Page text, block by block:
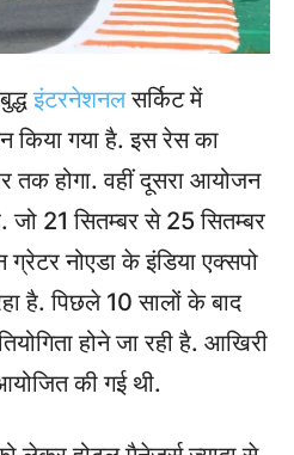
इंटरनेशनलसर्किट में
गया है. इस रेस का
होगा. वहीं दूसरा आयोजन
21 सितम्बर से 25 सितम्बर
नोएडा के इंडिया एक्सपो
है. पिछले 10 सालों के बाद
होने जा रही है. आखिरी
की गई थी.